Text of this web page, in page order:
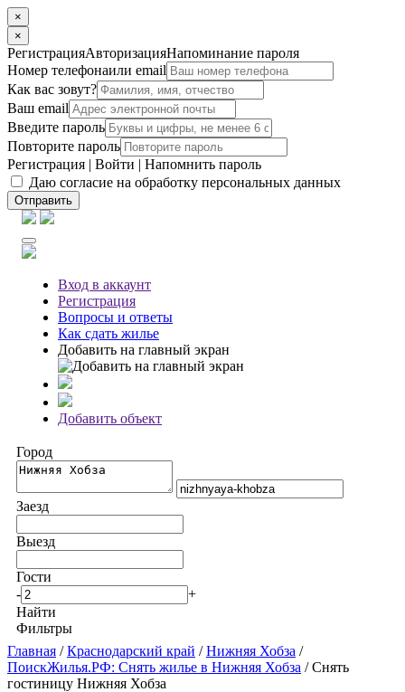
×
×
РегистрацияАвторизацияНапоминание пароля
Номер телефонаили email
Как вас зовут?
Ваш email
Введите пароль
Повторите пароль
Регистрация | Войти | Напомнить пароль
Даю согласие на обработку персональных данных
Отправить
Вход в аккаунт
Регистрация
Вопросы и ответы
Как сдать жилье
Добавить на главный экран
Добавить объект
Город
Заезд
Выезд
Гости
-
+
Найти
Фильтры
Главная /Краснодарский край /Нижняя Хобза /
ПоискЖилья.РФ: Снять жилье в Нижняя Хобза / Снять
гостиницу Нижняя Хобза